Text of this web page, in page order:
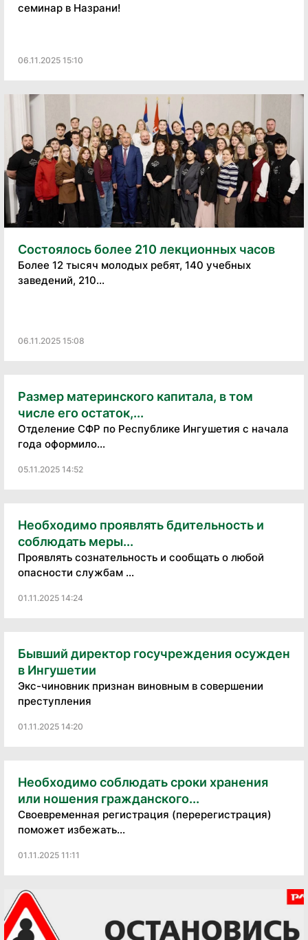
семинар в Назрани!
06.11.2025 15:10
Состоялось более 210 лекционных часов
Более 12 тысяч молодых ребят, 140 учебных
заведений, 210...
06.11.2025 15:08
Размер материнского капитала, в том
числе его остаток,...
Отделение СФР по Республике Ингушетия с начала
года оформило...
05.11.2025 14:52
Необходимо проявлять бдительность и
соблюдать меры...
Проявлять сознательность и сообщать о любой
опасности службам ...
01.11.2025 14:24
Бывший директор госучреждения осужден
в Ингушетии
Экс-чиновник признан виновным в совершении
преступления
01.11.2025 14:20
Необходимо соблюдать сроки хранения
или ношения гражданского...
Своевременная регистрация (перерегистрация)
поможет избежать...
01.11.2025 11:11